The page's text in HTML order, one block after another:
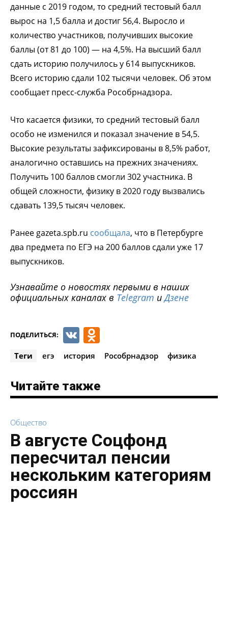
данные с 2019 годом, то средний тестовый балл
вырос на 1,5 балла и достиг 56,4. Выросло и
количество участников, получивших высокие
баллы (от 81 до 100) — на 4,5%. На высший балл
сдать историю получилось у 614 выпускников.
Всего историю сдали 102 тысячи человек. Об этом
сообщает пресс-служба Рособрнадзора.
Что касается физики, то средний тестовый балл
особо не изменился и показал значение в 54,5.
Высокие результаты зафиксированы в 8,5% работ,
аналогично оставшись на прежних значениях.
Получить 100 баллов смогли 302 участника. В
общей сложности, физику в 2020 году вызвались
сдавать 139,5 тысяч человек.
Ранее gazeta.spb.ru сообщала, что в Петербурге
два предмета по ЕГЭ на 200 баллов сдали уже 17
выпускников.
Узнавайте о новостях первыми в наших
официальных каналах в Telegram иДзене
ПОДЕЛИТЬСЯ: VK
Теги егэ история Рособрнадзор физика
Читайте также
Общество
В августе Соцфонд
пересчитал пенсии
нескольким категориям
россиян